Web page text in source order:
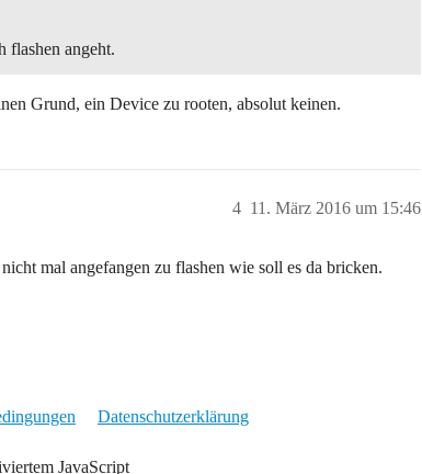
flashen angeht.
Grund, ein Device zu rooten, absolut keinen.
11. März 2016 um 15:46
4
mal angefangen zu flashen wie soll es da bricken.
Datenschutzerklärung
JavaScript